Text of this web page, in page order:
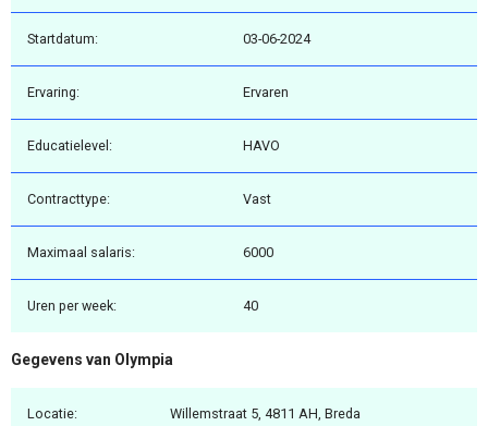
Startdatum: 03-06-2024
Ervaring: Ervaren
Educatielevel: HAVO
Contracttype: Vast
Maximaal salaris: 6000
Uren per week: 40
Gegevens van Olympia
Locatie: Willemstraat 5, 4811 AH, Breda